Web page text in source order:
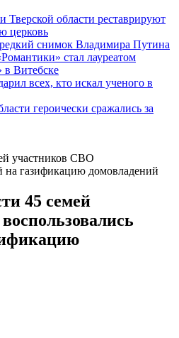
Тверской области реставрируют
церковь
снимок Владимира Путина
стал лауреатом
в Витебске
всех, кто искал ученого в
героически сражались за
участников СВО
на газификацию домовладений
45 семей